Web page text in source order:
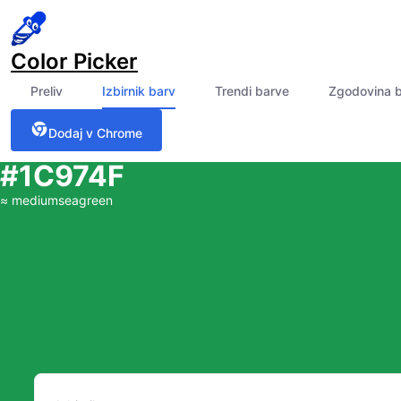
Color Picker
Preliv Izbirnik barv Trendi barve Zgodovina
Dodaj v Chrome
#1C974F
≈ mediumseagreen